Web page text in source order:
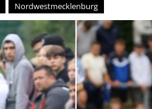
News
Nordwestmecklenburg